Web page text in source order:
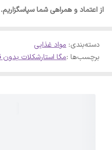
از اعتماد و همراهی شما سپاسگزاریم.
دسته‌بندی: مواد غذایی
برچسب‌ها :مگا استارشکلات بدون